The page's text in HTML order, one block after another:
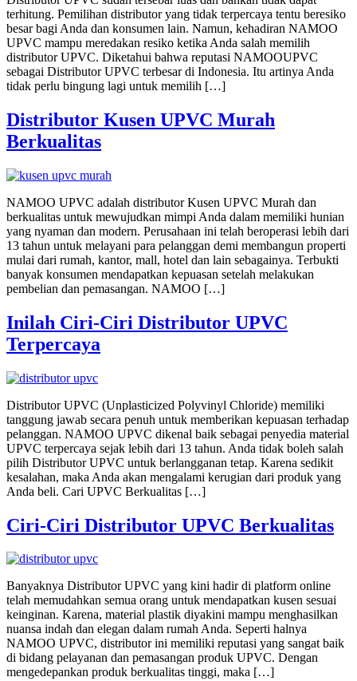
terhitung. Pemilihan distributor yang tidak terpercaya tentu beresiko
besar bagi Anda dan konsumen lain. Namun, kehadiran NAMOO
UPVC mampu meredakan resiko ketika Anda salah memilih
distributor UPVC. Diketahui bahwa reputasi NAMOOUPVC
sebagai Distributor UPVC terbesar di Indonesia. Itu artinya Anda
tidak perlu bingung lagi untuk memilih […]
Distributor Kusen UPVC Murah
Berkualitas
NAMOO UPVC adalah distributor Kusen UPVC Murah dan
berkualitas untuk mewujudkan mimpi Anda dalam memiliki hunian
yang nyaman dan modern. Perusahaan ini telah beroperasi lebih dari
13 tahun untuk melayani para pelanggan demi membangun properti
mulai dari rumah, kantor, mall, hotel dan lain sebagainya. Terbukti
banyak konsumen mendapatkan kepuasan setelah melakukan
pembelian dan pemasangan. NAMOO […]
Inilah Ciri-Ciri Distributor UPVC
Terpercaya
Distributor UPVC (Unplasticized Polyvinyl Chloride) memiliki
tanggung jawab secara penuh untuk memberikan kepuasan terhadap
pelanggan. NAMOO UPVC dikenal baik sebagai penyedia material
UPVC terpercaya sejak lebih dari 13 tahun. Anda tidak boleh salah
pilih Distributor UPVC untuk berlangganan tetap. Karena sedikit
kesalahan, maka Anda akan mengalami kerugian dari produk yang
Anda beli. Cari UPVC Berkualitas […]
Ciri-Ciri Distributor UPVC Berkualitas
Banyaknya Distributor UPVC yang kini hadir di platform online
telah memudahkan semua orang untuk mendapatkan kusen sesuai
keinginan. Karena, material plastik diyakini mampu menghasilkan
nuansa indah dan elegan dalam rumah Anda. Seperti halnya
NAMOO UPVC, distributor ini memiliki reputasi yang sangat baik
di bidang pelayanan dan pemasangan produk UPVC. Dengan
mengedepankan produk berkualitas tinggi, maka […]